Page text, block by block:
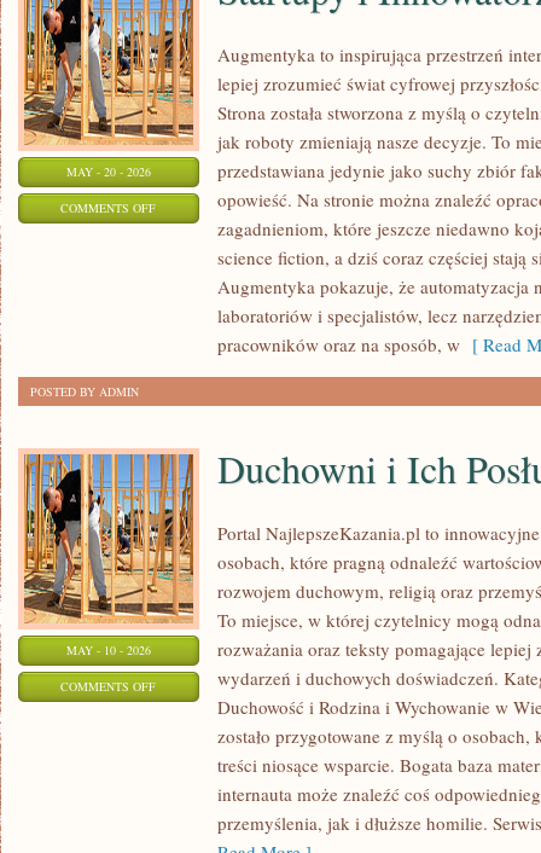
MAY - 20 - 2026
COMMENTS OFFON
INNOWATORZY
Augmentyka to inspirująca przestrzeń
lepiej zrozumieć świat cyfrowej
Strona została stworzona z myślą o
jak roboty zmieniają nasze decyzje. To
przedstawiana jedynie jako suchy zbiór
opowieść. Na stronie można znaleźć
zagadnieniom, które jeszcze niedawno
science fiction, a dziś coraz częściej stają
Augmentyka pokazuje, że automatyzacja
laboratoriów i specjalistów, lecz
pracowników oraz na sposób, w [ Read
POSTED BY ADMIN
MAY - 10 - 2026
COMMENTS OFFON
DUCHOWNI
Duchowni i Ich
Portal NajlepszeKazania.pl to
osobach, które pragną odnaleźć
rozwojem duchowym, religią oraz
To miejsce, w której czytelnicy mogą
rozważania oraz teksty pomagające lepiej
wydarzeń i duchowych doświadczeń.
Duchowość i Rodzina i Wychowanie w
zostało przygotowane z myślą o
treści niosące wsparcie. Bogata baza
internauta może znaleźć coś
przemyślenia, jak i dłuższe homilie.